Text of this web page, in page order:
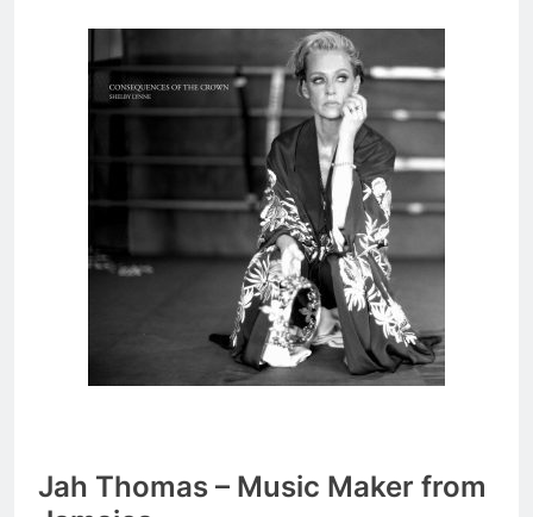
Jah Thomas – Music Maker from